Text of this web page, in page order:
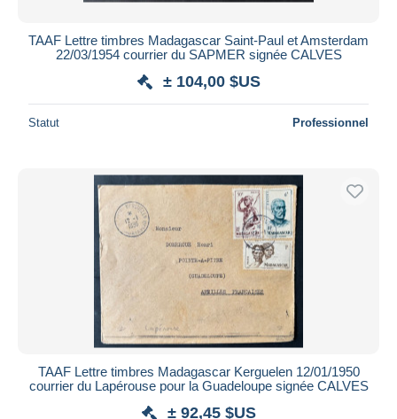
TAAF Lettre timbres Madagascar Saint-Paul et Amsterdam
22/03/1954 courrier du SAPMER signée CALVES
± 104,00 $US
Statut Professionnel
TAAF Lettre timbres Madagascar Kerguelen 12/01/1950
courrier du Lapérouse pour la Guadeloupe signée CALVES
± 92,45 $US